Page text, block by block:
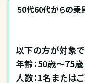
50代60代からの乗
以下の方が対象
年齢：50歳～75歳
人数：1名または